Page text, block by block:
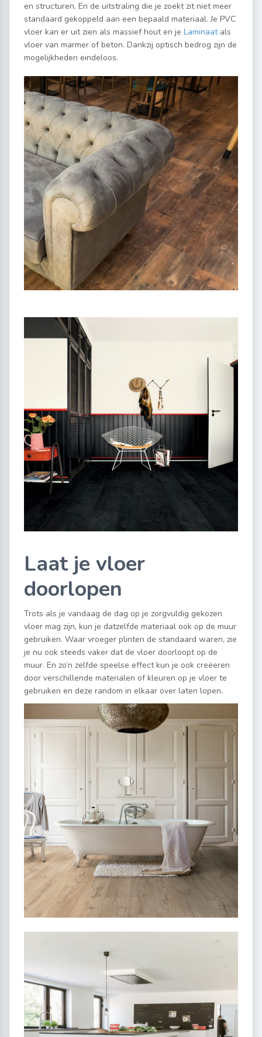
en structuren. En de uitstraling die je zoekt zit niet meer
standaard gekoppeld aan een bepaald materiaal. Je PVC
vloer kan er uit zien als massief hout en je Laminaatals
vloer van marmer of beton. Dankzij optisch bedrog zijn de
mogelijkheden eindeloos.
Laat je vloer
doorlopen
Trots als je vandaag de dag op je zorgvuldig gekozen
vloer mag zijn, kun je datzelfde materiaal ook op de muur
gebruiken. Waar vroeger plinten de standaard waren, zie
je nu ook steeds vaker dat de vloer doorloopt op de
muur. En zo’n zelfde speelse effect kun je ook creëeren
door verschillende materialen of kleuren op je vloer te
gebruiken en deze random in elkaar over laten lopen.